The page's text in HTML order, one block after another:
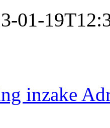
01-
inzake